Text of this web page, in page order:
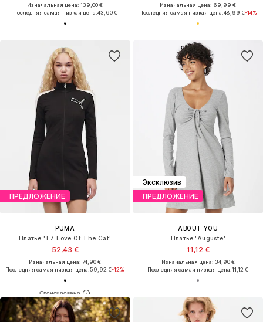
Изначальная цена: 139,00 €
Последняя самая низкая цена:43,60 €
Изначальная цена: 69,99 €
Последняя самая низкая цена:48,99 €-14%
ПРЕДЛОЖЕНИЕ
PUMA
Платье 'T7 Love Of The Cat'
52,43 €
Изначальная цена: 74,90 €
Последняя самая низкая цена:59,92 €-12%
Эксклюзив
ПРЕДЛОЖЕНИЕ
ABOUT YOU
Платье 'Auguste'
11,12 €
Изначальная цена: 34,90 €
Последняя самая низкая цена:11,12 €